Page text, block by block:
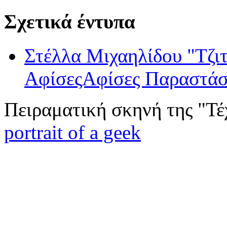
Σχετικά έντυπα
Στέλλα Μιχαηλίδου
ΑφίσεςΑφίσες
Πειραματική σκηνή της
portrait of a geek